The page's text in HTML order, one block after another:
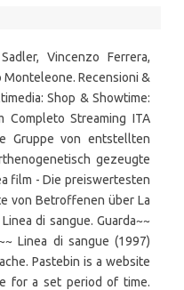
Vincenzo Ferrera,
Monteleone. Recensioni &
Shop & Showtime:
Completo Streaming ITA
Gruppe von entstellten
gezeugte
film - Die preiswertesten
von Betroffenen über La
di sangue. Guarda~~
Linea di sangue (1997)
Pastebin is a website
for a set period of time.